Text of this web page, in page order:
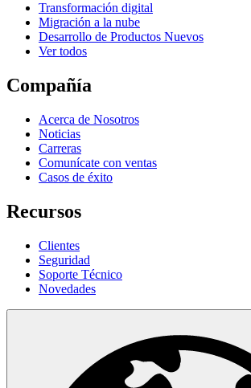
Transformación digital
Migración a la nube
Desarrollo de Productos Nuevos
Ver todos
Compañía
Acerca de Nosotros
Noticias
Carreras
Comunícate con ventas
Casos de éxito
Recursos
Clientes
Seguridad
Soporte Técnico
Novedades